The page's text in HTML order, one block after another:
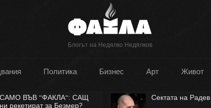
Блогът на Недялко Недялков
Политика Бизнес Арт Живот
Сектата на Радев